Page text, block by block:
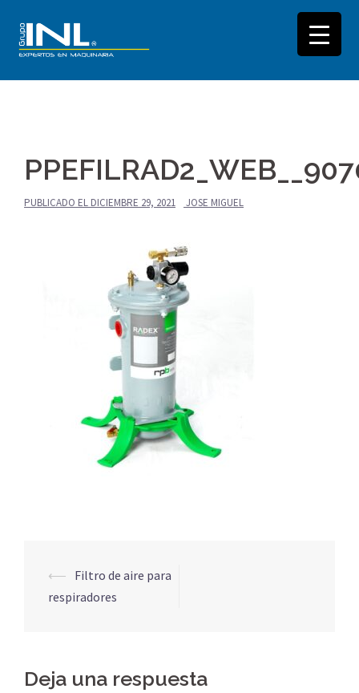
contenido
PUBLICADO EL DICIEMBRE 29, 2021 JOSE MIGUEL
Navegación
de
⟵ Filtro de aire para
respiradores
Deja una respuesta